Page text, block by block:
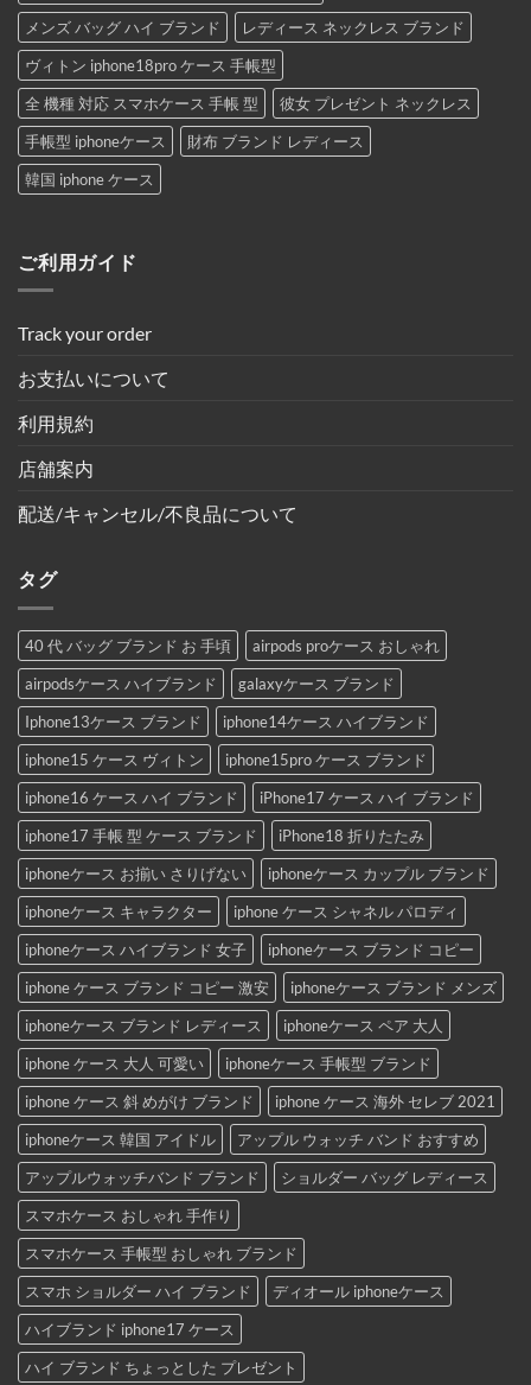
メンズ バッグ ハイ ブランド
レディース ネックレス ブランド
ヴィトン iphone18pro ケース 手帳型
全 機種 対応 スマホケース 手帳 型
彼女 プレゼント ネックレス
手帳型 iphoneケース
財布 ブランド レディース
韓国 iphone ケース
ご利用ガイド
Track your order
お支払いについて
利用規約
店舗案内
配送/キャンセル/不良品について
タグ
40 代 バッグ ブランド お 手頃
airpods proケース おしゃれ
airpodsケース ハイブランド
galaxyケース ブランド
Iphone13ケース ブランド
iphone14ケース ハイブランド
iphone15 ケース ヴィトン
iphone15pro ケース ブランド
iphone16 ケース ハイ ブランド
iPhone17 ケース ハイ ブランド
iphone17 手帳 型 ケース ブランド
iPhone18 折りたたみ
iphoneケース お揃い さりげない
iphoneケース カップル ブランド
iphoneケース キャラクター
iphone ケース シャネル パロディ
iphoneケース ハイブランド 女子
iphoneケース ブランド コピー
iphone ケース ブランド コピー 激安
iphoneケース ブランド メンズ
iphoneケース ブランド レディース
iphoneケース ペア 大人
iphone ケース 大人 可愛い
iphoneケース 手帳型 ブランド
iphone ケース 斜 めがけ ブランド
iphone ケース 海外 セレブ 2021
iphoneケース 韓国 アイドル
アップル ウォッチ バンド おすすめ
アップルウォッチバンド ブランド
ショルダー バッグ レディース
スマホケース おしゃれ 手作り
スマホケース 手帳型 おしゃれ ブランド
スマホ ショルダー ハイ ブランド
ディオール iphoneケース
ハイブランド iphone17 ケース
ハイ ブランド ちょっとした プレゼント